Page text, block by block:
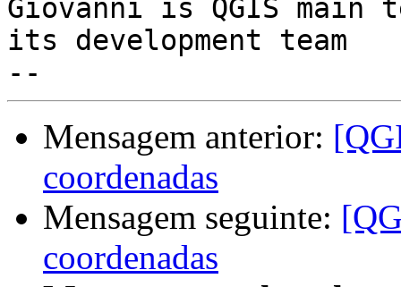
Giovanni is QGIS main
its development team
Mensagem anterior:
coordenadas
Mensagem seguinte:
coordenadas